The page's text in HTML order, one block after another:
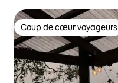
Coup de cœur voyageurs
Coup de cœur voyageurs